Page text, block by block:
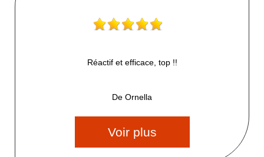
Réactif et efficace, top !!
De Ornella
Voir plus